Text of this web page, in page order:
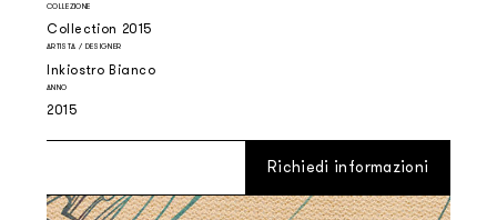
COLLEZIONE
Collection 2015
ARTISTA / DESIGNER
Inkiostro Bianco
ANNO
2015
Richiedi informazioni